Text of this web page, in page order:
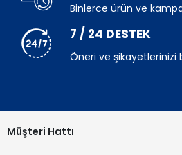
Binlerce ürün ve
7 / 24 DESTEK
Öneri ve şikayetlerinizi
Müşteri Hattı